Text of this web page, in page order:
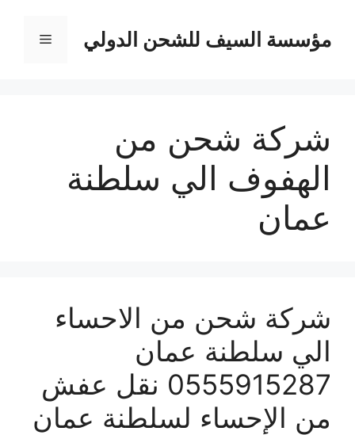
المحتوىمؤسسة السيف للشحن الدولي القائمة
شركة شحن من
الهفوف الي سلطنة
عمان
شركة شحن من الاحساء
الي سلطنة عمان
0555915287 نقل عفش
من الإحساء لسلطنة عمان